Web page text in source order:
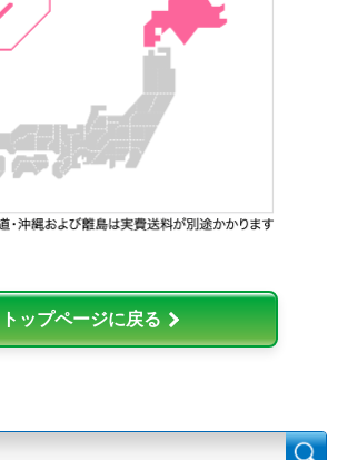
トップページに戻る